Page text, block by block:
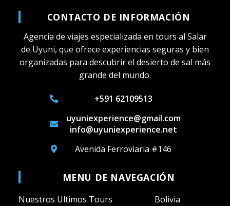
CONTACTO DE INFORMACIÓN
Agencia de viajes especializada en tours al Salar
de Uyuni, que ofrece experiencias seguras y bien
organizadas para descubrir el desierto de sal más
grande del mundo.
+591 62109513
uyuniexperience@gmail.com
info@uyuniexperience.net
Avenida Ferroviaria #146
MENU DE NAVEGACIÓN
Nuestros Ultimos Tours Bolivia